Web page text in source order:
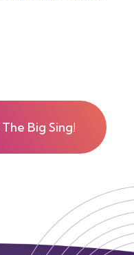
Big Sing!